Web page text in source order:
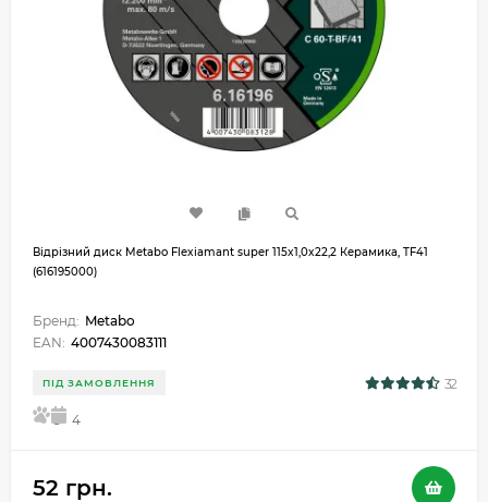
Відрізний диск Metabo Flexiamant super 115x1,0x22,2 Керамика, TF41
(616195000)
Бренд: Metabo
EAN: 4007430083111
ПІД ЗАМОВЛЕННЯ 32
5 4
52 грн.